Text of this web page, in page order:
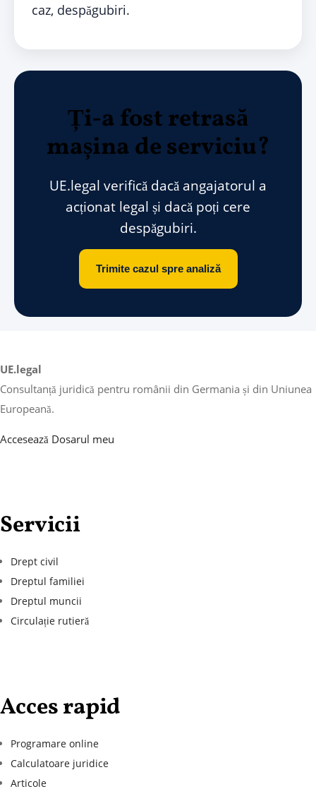
caz, despăgubiri.
Ți-a fost retrasă
mașina de serviciu?
UE.legal verifică dacă angajatorul a
acționat legal și dacă poți cere
despăgubiri.
Trimite cazul spre analiză
UE.legal
Consultanță juridică pentru românii din Germania și din Uniunea
Europeană.
Accesează Dosarul meu
Servicii
Drept civil
Dreptul familiei
Dreptul muncii
Circulație rutieră
Acces rapid
Programare online
Calculatoare juridice
Articole